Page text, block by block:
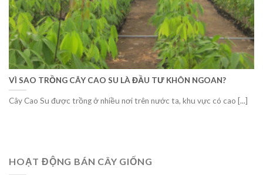
VÌ SAO TRỒNG CÂY CAO SU LÀ ĐẦU TƯ KHÔN NGOAN?
Cây Cao Su được trồng ở nhiều nơi trên nước ta, khu vực có cao [...]
HOẠT ĐỘNG BÁN CÂY GIỐNG